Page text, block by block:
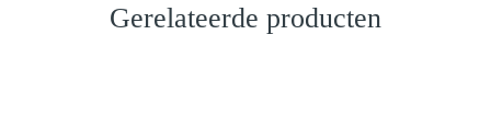
Gerelateerde producten